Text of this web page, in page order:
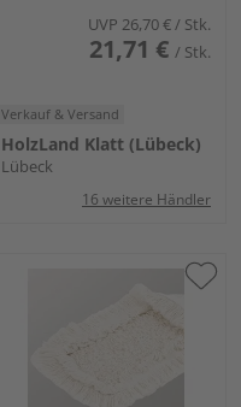
UVP 26,70 €/ Stk.
21,71 € / Stk.
Verkauf & Versand
HolzLand Klatt (Lübeck)
Lübeck
16 weitere Händler